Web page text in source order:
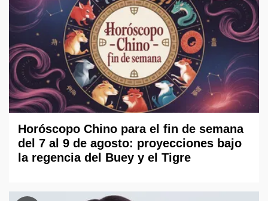
Horóscopo Chino para el fin de semana
del 7 al 9 de agosto: proyecciones bajo
la regencia del Buey y el Tigre